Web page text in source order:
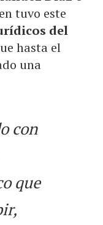
tuvo este
del
hasta el
una
con
que